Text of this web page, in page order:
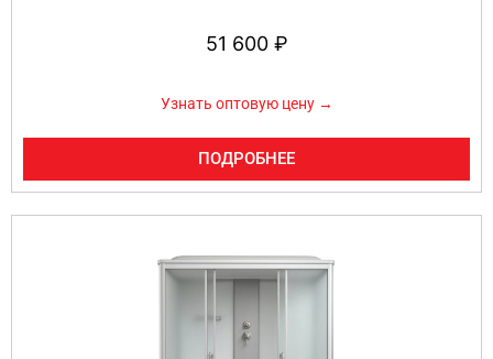
51 600 ₽
Узнать оптовую цену →
ПОДРОБНЕЕ